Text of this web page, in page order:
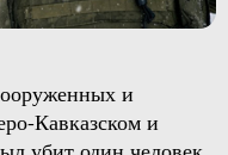
и
Кавказском и